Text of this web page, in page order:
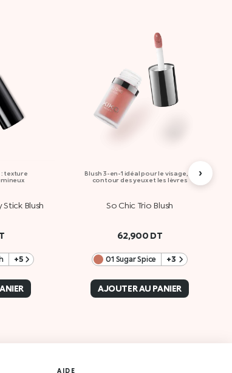
: texture
Blush
+5
Blush 3-en-1 idéal pour le visage, le
contour des yeux et les lèvres
So Chic Trio Blush
62,900 DT
01 Sugar Spice +3
AJOUTER AU PANIER
›
AIDE